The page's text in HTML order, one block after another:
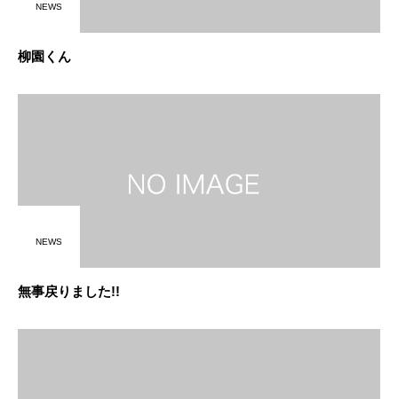
NEWS
柳園くん
NEWS
無事戻りました!!